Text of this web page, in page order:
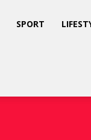
SPORT